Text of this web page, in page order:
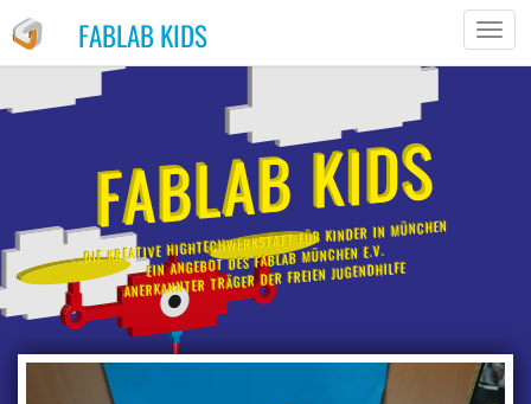
FABLAB KIDS
FABLAB KIDS
DIE KREATIVE HIGHTECHWERKSTATT FÜR KINDER IN MÜNCHEN
EIN ANGEBOT DES FABLAB MÜNCHEN E.V.
ANERKANNTER TRÄGER DER FREIEN JUGENDHILFE